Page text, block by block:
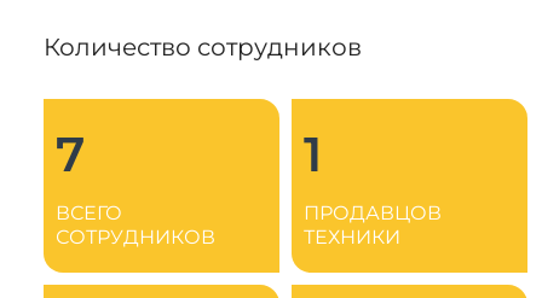
Количество сотрудников
7
ВСЕГО
СОТРУДНИКОВ
1
ПРОДАВЦОВ
ТЕХНИКИ